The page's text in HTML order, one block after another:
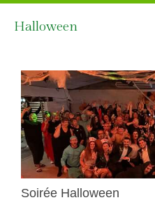
Halloween
Soirée Halloween